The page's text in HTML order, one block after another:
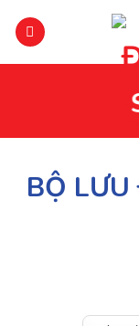
đến
BỘ